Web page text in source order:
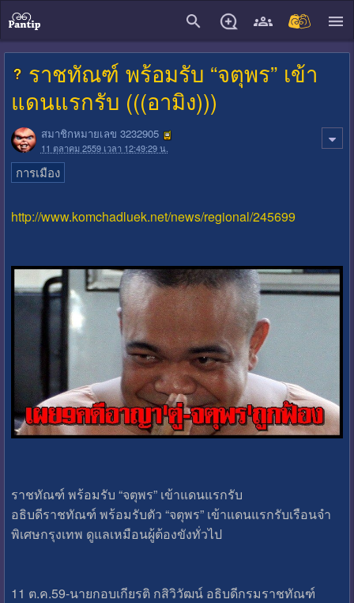
ราชทัณฑ์ พร้อมรับ “จตุพร” เข้า
แดนแรกรับ (((อามิง)))
สมาชิกหมายเลข 3232905
11 ตุลาคม 2559 เวลา 12:49:29 น.
การเมือง
http://www.komchadluek.net/news/regional/245699
ราชทัณฑ์ พร้อมรับ “จตุพร” เข้าแดนแรกรับ
อธิบดีราชทัณฑ์ พร้อมรับตัว “จตุพร” เข้าแดนแรกรับเรือนจำ
พิเศษกรุงเทพ ดูแลเหมือนผู้ต้องขังทั่วไป
11 ต.ค.59-นายกอบเกียรติ กสิวิวัฒน์ อธิบดีกรมราชทัณฑ์
close